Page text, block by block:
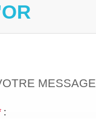
MESSAGE
: